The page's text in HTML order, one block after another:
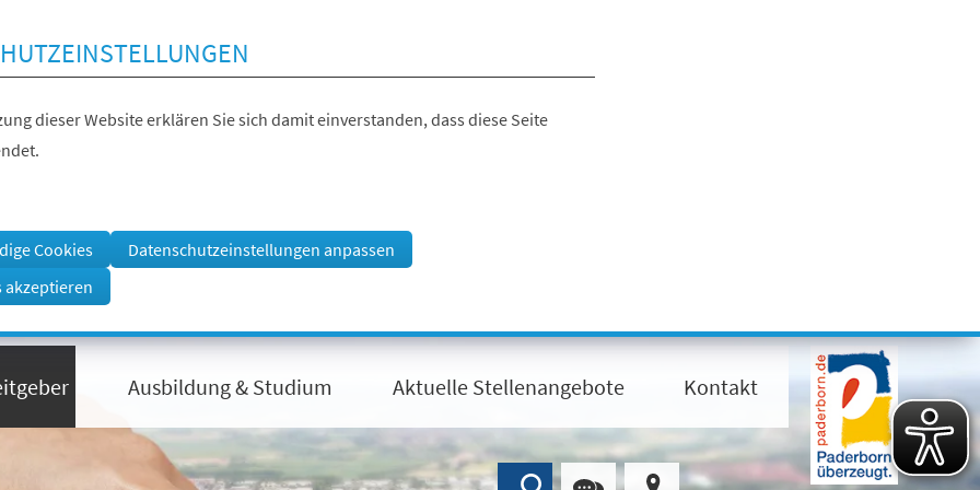
dieser Website erklären Sie sich damit einverstanden, dass diese Seite
Cookies
Datenschutzeinstellungen anpassen
akzeptieren
Ausbildung & Studium Aktuelle Stellenangebote Kontakt